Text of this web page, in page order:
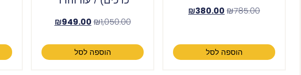
₪785.00
₪380.00
הוספה לסל
₪1,050.00
₪949.00
הוספה לסל